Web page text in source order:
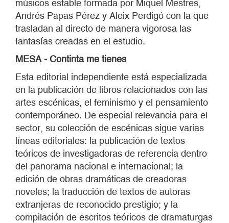
músicos estable formada por Miquel Mestres,
Andrés Papas Pérez y Aleix Perdigó con la que
trasladan al directo de manera vigorosa las
fantasías creadas en el estudio.
MESA - Continta me tienes
Esta editorial independiente está especializada
en la publicación de libros relacionados con las
artes escénicas, el feminismo y el pensamiento
contemporáneo. De especial relevancia para el
sector, su colección de escénicas sigue varias
líneas editoriales: la publicación de textos
teóricos de investigadoras de referencia dentro
del panorama nacional e internacional; la
edición de obras dramáticas de creadoras
noveles; la traducción de textos de autoras
extranjeras de reconocido prestigio; y la
compilación de escritos teóricos de dramaturgas